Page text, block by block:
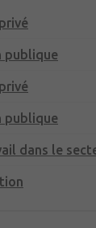
publique
publique
dans le